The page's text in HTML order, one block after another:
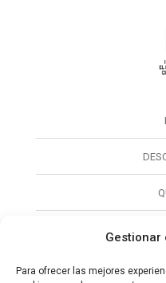
Gestionar
Para ofrecer las mejores